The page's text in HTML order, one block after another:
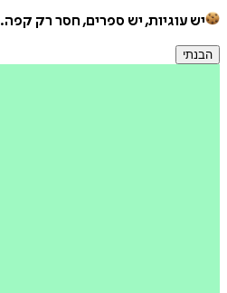
יש עוגיות, יש ספרים, חסר רק קפה.
הבנתי